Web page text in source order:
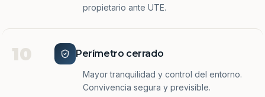
propietario ante UTE.
10 Perímetro cerrado
Mayor tranquilidad y control del entorno.
Convivencia segura y previsible.